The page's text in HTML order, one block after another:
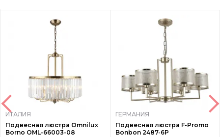
ИТАЛИЯ
Подвесная люстра Omnilux
Borno OML-66003-08
ГЕРМАНИЯ
Подвесная люстра F-Promo
Bonbon 2487-6P